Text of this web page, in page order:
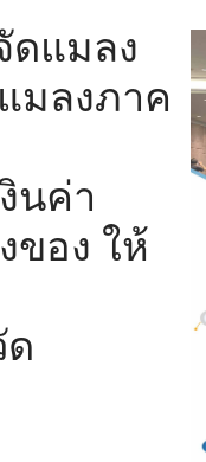
ดแมลง
มลงภาค
ค่า
ของ ให้